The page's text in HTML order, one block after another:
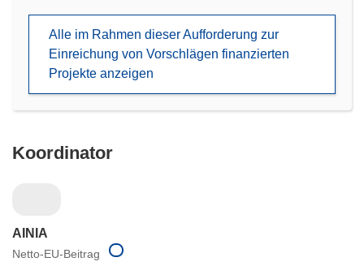
Alle im Rahmen dieser Aufforderung zur
Einreichung von Vorschlägen finanzierten
Projekte anzeigen
Koordinator
AINIA
Netto-EU-Beitrag